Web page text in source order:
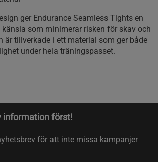
ger Endurance Seamless Tights en
som minimerar risken för skav och
är tillverkade i ett material som ger både
under hela träningspasset.
information först!
för att inte missa kampanjer